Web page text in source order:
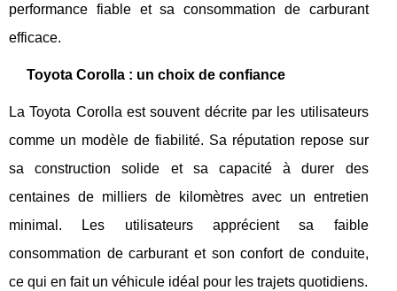
performance fiable et sa consommation de carburant
efficace.
Toyota Corolla : un choix de confiance
La Toyota Corolla est souvent décrite par les utilisateurs
comme un modèle de fiabilité. Sa réputation repose sur
sa construction solide et sa capacité à durer des
centaines de milliers de kilomètres avec un entretien
minimal. Les utilisateurs apprécient sa faible
consommation de carburant et son confort de conduite,
ce qui en fait un véhicule idéal pour les trajets quotidiens.